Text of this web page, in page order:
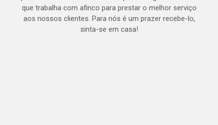
que trabalha com afinco para prestar o melhor serviço
aos nossos clientes. Para nós é um prazer recebe-lo,
sinta-se em casa!